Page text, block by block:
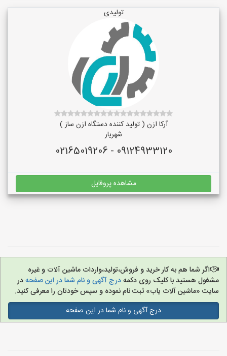
تولیدی
آرکا ازن ( تولید کننده دستگاه ازن ساز )
شهریار
09124933120 - 02165019206
مشاهده پروفایل
اگر شما هم به کار خرید و فروش،تولید،واردات ماشین آلات و غیره
مشغول هستید با کلیک روی دکمهدرج آگهی و نام شما در این صفحهدر
سایت «ماشین آلات یاب» ثبت نام نموده و سپس خودتان را معرفی کنید.
درج آگهی و نام شما در این صفحه